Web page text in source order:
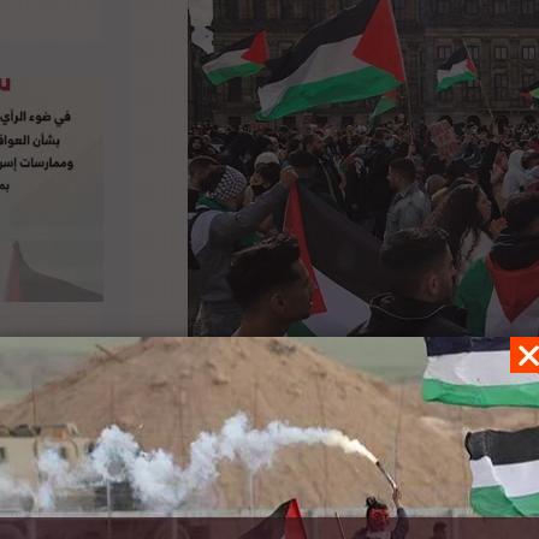
وسائل الإعلام الألمانية لإسرائيل؛ خلال
مئات المتظاهرين أمام المركز الإعلامي
بتغطية ما يحدث في الأراضي الفلسطينية بشكل
لتفاصيل الخبر ومصدره الأصلي،